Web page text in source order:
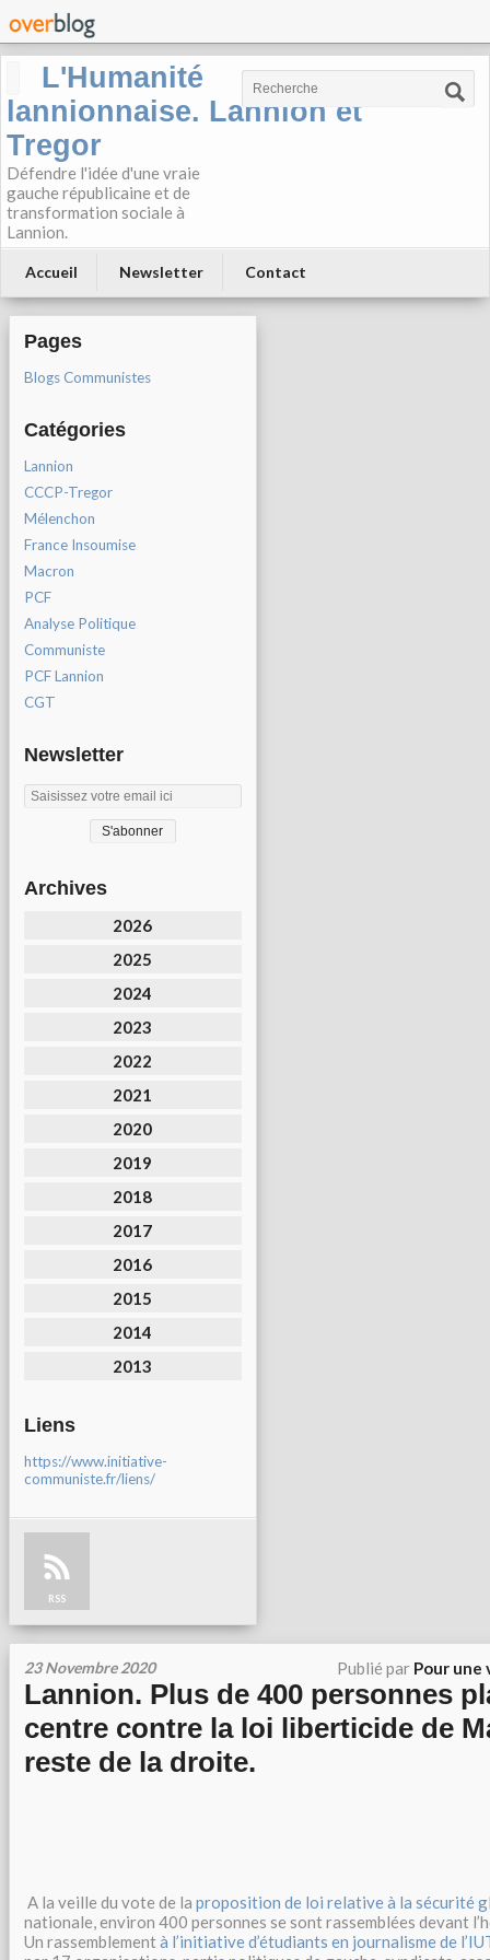
L'Humanité
lannionnaise. Lannion et
Tregor
Défendre l'idée d'une vraie
gauche républicaine et de
transformation sociale à
Lannion.
Accueil Newsletter Contact
Pages
Blogs Communistes
Catégories
Lannion
CCCP-Tregor
Mélenchon
France Insoumise
Macron
PCF
Analyse Politique
Communiste
PCF Lannion
CGT
Newsletter
Archives
2026
2025
2024
2023
2022
2021
2020
2019
2018
2017
2016
2015
2014
2013
Liens
https://www.initiative-
communiste.fr/liens/
RSS
23 Novembre 2020 Publié par Pour une
Lannion. Plus de 400 personnes
centre contre la loi liberticide de
reste de la droite.
A la veille du vote de la proposition de loi relative à la sécurité
nationale, environ 400 personnes se sont rassemblées devant
Un rassemblementà l’initiative d’étudiants en journalisme de